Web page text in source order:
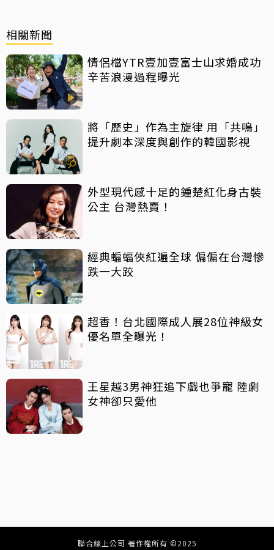
相關新聞
情侶檔YTR壹加壹富士山求婚成功
辛苦浪漫過程曝光
將「歷史」作為主旋律 用「共鳴」
提升劇本深度與創作的韓國影視
外型現代感十足的鍾楚紅化身古裝
公主 台灣熱賣！
經典蝙蝠俠紅遍全球 偏偏在台灣慘
跌一大跤
超香！台北國際成人展28位神級女
優名單全曝光！
王星越3男神狂追下戲也爭寵 陸劇
女神卻只愛他
聯合線上公司 著作權所有 ©2025